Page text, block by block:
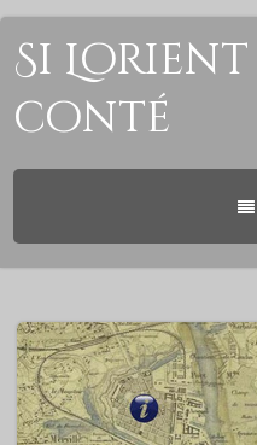
Si
conté